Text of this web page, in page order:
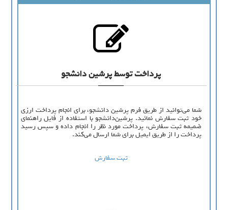
پرداخت توسط پرشین دانشجو
شما می‌توانید از طریق فرم پرشین دانشجو، برای انجام پرداخت ارزی
خود ثبت سفارش نمائید. پرشین‌دانشجو با استفاده از فایل راهنمای
ضمیمه ثبت سفارش، پرداخت مورد نظر را انجام داده و سپس رسید
پرداخت را از طریق ایمیل برای شما ارسال می‌کند.
ثبت سفارش